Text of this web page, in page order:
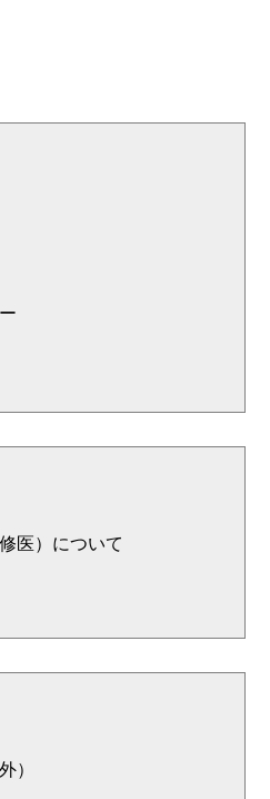
医）について
）